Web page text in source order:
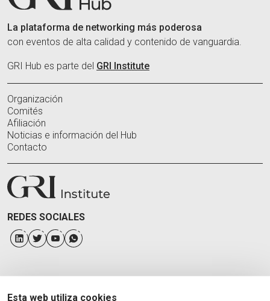
La plataforma de networking más poderosa
con eventos de alta calidad y contenido de vanguardia.
GRI Hub es parte del GRI Institute
Organización
Comités
Afiliación
Noticias e información del Hub
Contacto
REDES SOCIALES
Esta web utiliza cookies